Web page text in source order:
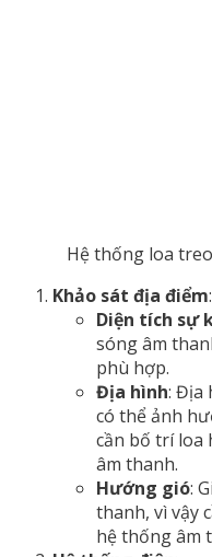
Hệ thống loa
Khảo sát địa điểm:
Diện tích sự
sóng âm
phù hợp.
Địa hình: Địa
có thể ảnh
cần bố trí loa
âm thanh.
Hướng gió:
thanh, vì vậy
hệ thống âm